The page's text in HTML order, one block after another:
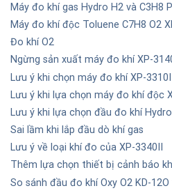
Máy đo khí gas Hydro H2 và C3H8
Máy đo khí độc Toluene C7H8 O2
Đo khí O2
Ngừng sản xuất máy đo khí XP-
Lưu ý khi chọn máy đo khí XP-
Lưu ý khi lựa chọn máy đo khí độc
Lưu ý khi lựa chọn đầu đo khí
Sai lầm khi lắp đầu dò khí gas
Lưu ý về loại khí đo của XP-3340II
Thêm lựa chọn thiết bị cảnh báo
So sánh đầu đo khí Oxy O2 KD-12O